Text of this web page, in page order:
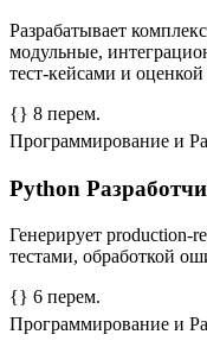
Разрабатывает
модульные,
тест-кейсами и
{} 8 перем.
Программирование и
Python
Генерирует production-
тестами, обработкой
{} 6 перем.
Программирование и